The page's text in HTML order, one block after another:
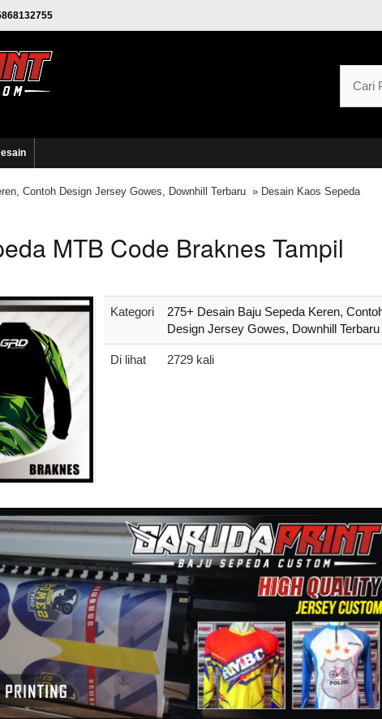
Contoh Design Jersey Gowes, Downhill Terbaru » Desain Kaos Sepeda
MTB Code Braknes Tampil
Kategori
275+ Desain Baju Sepeda Keren,
Design Jersey Gowes, Downhill Terbaru
Di lihat 2729 kali